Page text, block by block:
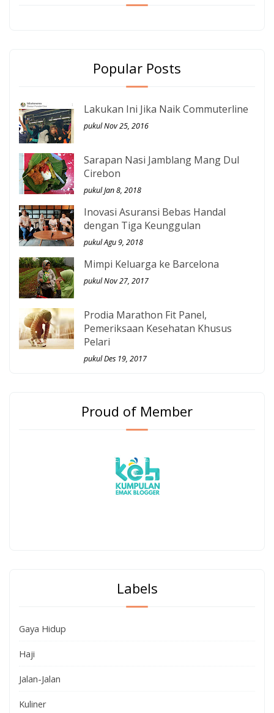
Popular Posts
Lakukan Ini Jika Naik Commuterline
pukul Nov 25, 2016
Sarapan Nasi Jamblang Mang Dul
Cirebon
pukul Jan 8, 2018
Inovasi Asuransi Bebas Handal
dengan Tiga Keunggulan
pukul Agu 9, 2018
Mimpi Keluarga ke Barcelona
pukul Nov 27, 2017
Prodia Marathon Fit Panel,
Pemeriksaan Kesehatan Khusus
Pelari
pukul Des 19, 2017
Proud of Member
Labels
Gaya Hidup
Haji
Jalan-Jalan
Kuliner